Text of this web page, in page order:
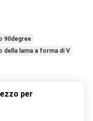
90degree
della lama a forma di V
per